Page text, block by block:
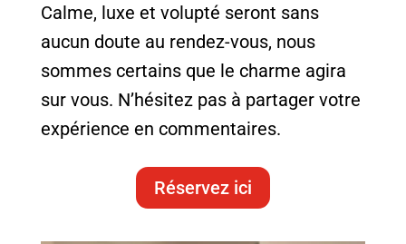
Calme, luxe et volupté seront sans
aucun doute au rendez-vous, nous
sommes certains que le charme agira
sur vous. N’hésitez pas à partager votre
expérience en commentaires.
Réservez ici